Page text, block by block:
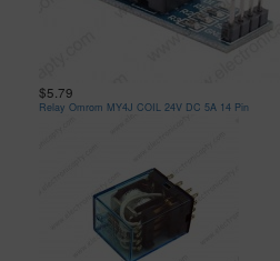
$5.79
Relay Omrom MY4J COIL 24V DC 5A 14 Pin